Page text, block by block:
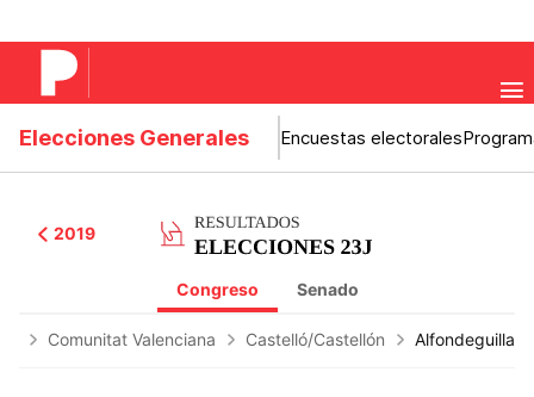
Elecciones Generales Encuestas electorales
2019
Congreso Senado
Comunitat Valenciana Castelló/Castellón Alfondeguilla